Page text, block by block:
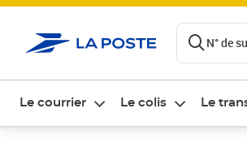
N° de
Le courrier Le colis Le